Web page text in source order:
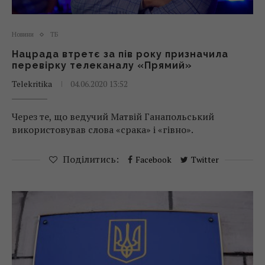
Новини ТБ
Нацрада втретє за пів року призначила
перевірку телеканалу «Прямий»
Telekritika
04.06.2020 13:52
Через те, що ведучий Матвій Ганапольський
використовував слова «срака» і «гівно».
Поділитись: Facebook Twitter